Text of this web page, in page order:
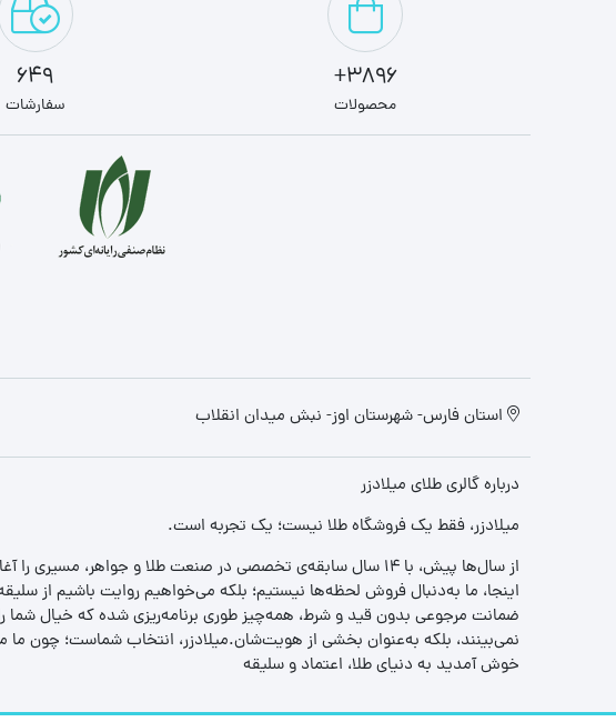
3896+
محصولات
649
سفارشات
استان فارس- شهرستان اوز- نبش میدان انقلاب
درباره گالری طلای میلادزر
میلادزر، فقط یک فروشگاه طلا نیست؛ یک تجربه‌ است.
از سال‌ها پیش، با ۱۴ سال سابقه‌ی تخصصی در صنعت طلا و جواهر، مسیری را آغاز کردیم تا «اعتماد» را با «زیبایی» ترکیب کنیم.
اینجا، ما به‌دنبال فروش لحظه‌ها نیستیم؛ بلکه می‌خواهیم روایت باشیم از
ضمانت مرجوعی بدون قید و شرط، همه‌چیز طوری برنامه‌ریزی شده که خیال شما
نمی‌بینند، بلکه به‌عنوان بخشی از هویت‌شان.میلادزر، انتخاب شماست؛ چون
خوش آمدید به دنیای طلا، اعتماد و سلیقه